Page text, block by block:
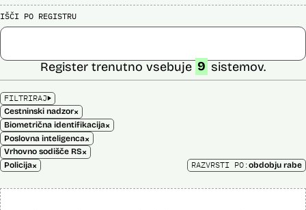
IŠČI PO REGISTRU
FILTRIRAJ
Cestninski nadzor×
Biometrična identifikacija×
Poslovna inteligenca×
Vrhovno sodišče RS×
Policija×
Register trenutno vsebuje 9 sistemov.
RAZVRSTI PO:obdobju rabe